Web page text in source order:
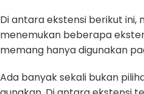
Di antara ekstensi berikut ini,
menemukan beberapa
memang hanya digunakan
Ada banyak sekali bukan